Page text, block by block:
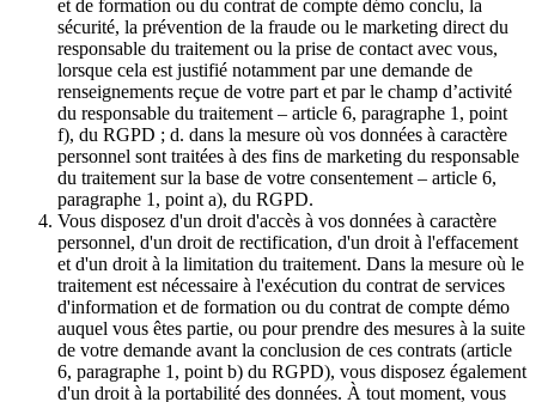
et de formation ou du contrat de compte démo conclu, la
sécurité, la prévention de la fraude ou le marketing direct du
responsable du traitement ou la prise de contact avec vous,
lorsque cela est justifié notamment par une demande de
renseignements reçue de votre part et par le champ d’activité
du responsable du traitement – article 6, paragraphe 1, point
f), du RGPD ; d. dans la mesure où vos données à caractère
personnel sont traitées à des fins de marketing du responsable
du traitement sur la base de votre consentement – article 6,
paragraphe 1, point a), du RGPD.
Vous disposez d'un droit d'accès à vos données à caractère
personnel, d'un droit de rectification, d'un droit à l'effacement
et d'un droit à la limitation du traitement. Dans la mesure où le
traitement est nécessaire à l'exécution du contrat de services
d'information et de formation ou du contrat de compte démo
auquel vous êtes partie, ou pour prendre des mesures à la suite
de votre demande avant la conclusion de ces contrats (article
6, paragraphe 1, point b) du RGPD), vous disposez également
d'un droit à la portabilité des données. À tout moment, vous